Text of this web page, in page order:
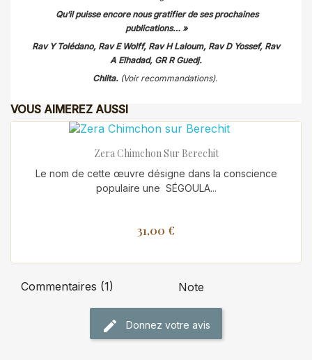
Qu’il puisse encore nous gratifier de ses prochaines
publications… »
Rav Y Tolédano, Rav E Wolff, Rav H Laloum, Rav D Yossef, Rav
A Elhadad, GR R Guedj.
Chlita. (Voir recommandations).
VOUS AIMEREZ AUSSI
Zera Chimchon Sur Berechit
Le nom de cette œuvre désigne dans la conscience
populaire une SÉGOULA...
31,00 €
Commentaires (1) Note
Donnez votre avis